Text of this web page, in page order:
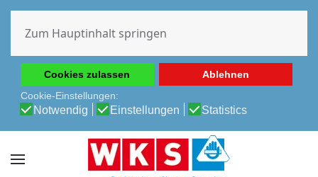
Erfahrung auf unserer Website zu ermöglichen.
Cookie-Richtlinie
Datenschutz-Bestimmungen
Cookies zulassen
Ablehnen
Cookie-Einstellungen:
Notwendig Einstellungen Statistics
Zum Hauptinhalt springen